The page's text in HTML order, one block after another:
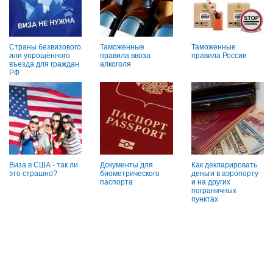
Страны безвизового
или упрощённого
въезда для граждан
РФ
Таможенные
правила ввоза
алкоголя
Таможенные
правила России
Виза в США - так ли
это страшно?
Документы для
биометрического
паспорта
Как декларировать
деньги в аэропорту
и на других
пограничных
пунктах